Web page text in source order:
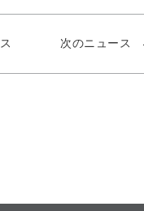
次のニュース